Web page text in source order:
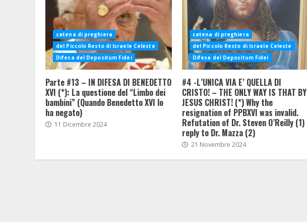
catena di preghiera
del Piccolo Resto di Israele Celeste
Difesa del Depositum Fidei
Parte #13 – IN DIFESA DI BENEDETTO
XVI (*): La questione del “Limbo dei
bambini” (Quando Benedetto XVI lo
ha negato)
11 Dicembre 2024
catena di preghiera
del Piccolo Resto di Israele Celeste
Difesa del Depositum Fidei
#4 -L’UNICA VIA E’ QUELLA DI
CRISTO! – THE ONLY WAY IS THAT BY
JESUS CHRIST! (*) Why the
resignation of PPBXVI was invalid.
Refutation of Dr. Steven O’Reilly (1)
reply to Dr. Mazza (2)
21 Novembre 2024